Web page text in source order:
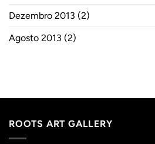
Dezembro 2013 (2)
Agosto 2013 (2)
ROOTS ART GALLERY